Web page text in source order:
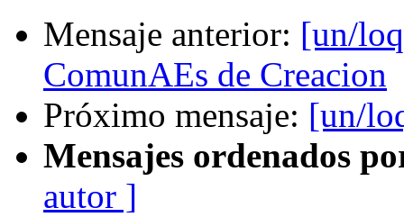
Mensaje anterior: [un/
ComunAEs de Creacion
Próximo mensaje: [un/
Mensajes ordenados
autor ]